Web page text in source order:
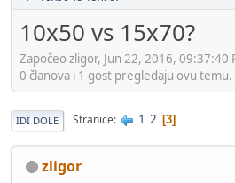
10x50 vs 15x70?
Započeo zligor, Jun 22, 2016, 09:37:40
0 članova i 1 gost pregledaju ovu temu.
IDI DOLE Stranice 1 2 3
zligor